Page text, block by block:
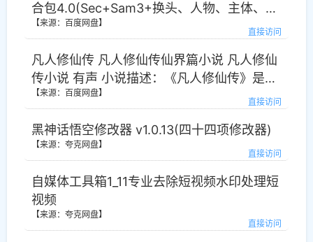
合包4.0(Sec+Sam3+换头、人物、主体、物
品、背景、任意元素替换、动作复制)
直接访问
【来源：百度网盘】
凡人修仙传 凡人修仙传仙界篇小说 凡人修仙
传小说 有声 小说描述：《凡人修仙传》是连
载于起点中文网的一部仙侠修真小说，作者
子，偶然之下，跨入到一个江湖小门派，虽
然资质平庸，但依靠自身努力和合理算计最
修仙，风云再起 时空穿梭，轮回逆转 金仙太
乙，大罗道祖 三千大道，法则至尊 《凡人修
仙传》仙界篇，一个韩立叱咤仙界的故事，
直接访问
【来源：百度网盘】
黑神话悟空修改器 v1.0.13(四十四项修改器)
直接访问
【来源：夸克网盘】
自媒体工具箱1_11专业去除短视频水印处理短
视频
直接访问
【来源：夸克网盘】